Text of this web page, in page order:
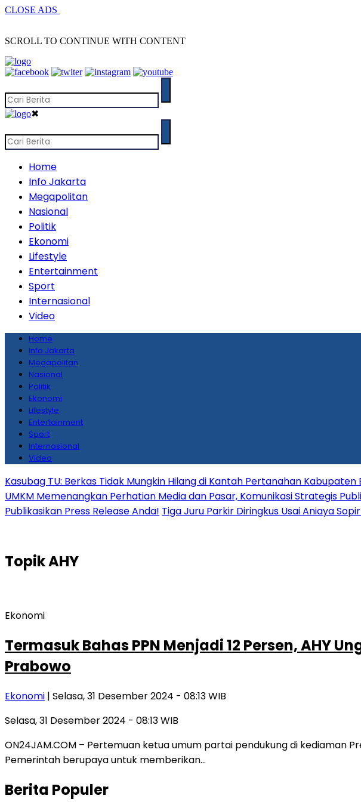
CLOSE ADS
SCROLL TO CONTINUE WITH CONTENT
✖
Home
Info Jakarta
Megapolitan
Nasional
Politik
Ekonomi
Lifestyle
Entertainment
Sport
Internasional
Video
Home
Info Jakarta
Megapolitan
Nasional
Politik
Ekonomi
Lifestyle
Entertainment
Sport
Internasional
Video
Kasubag TU: Berkas Tidak Mungkin Hilang di Kantah Pertanahan Kabupaten
UMKM Memenangkan Perhatian Media dan Pasar, Komunikasi Strategis
Publikasikan Press Release Anda! Tiga Juru Parkir Diringkus Usai Aniaya
TopikAHY
Ekonomi
Termasuk Bahas PPN Menjadi 12 Persen, AHY
Prabowo
Ekonomi | Selasa, 31 Desember 2024 - 08:13 WIB
Selasa, 31 Desember 2024 - 08:13 WIB
ON24JAM.COM – Pertemuan ketua umum partai pendukung di kediaman
Pemerintah berupaya untuk memberikan…
Berita Populer